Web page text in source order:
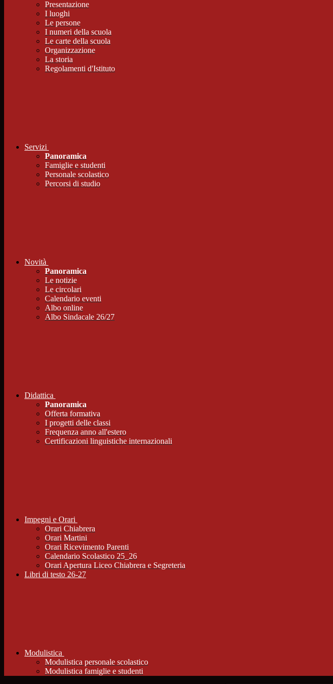
Presentazione
I luoghi
Le persone
I numeri della scuola
Le carte della scuola
Organizzazione
La storia
Regolamenti d'Istituto
Servizi
Panoramica
Famiglie e studenti
Personale scolastico
Percorsi di studio
Novità
Panoramica
Le notizie
Le circolari
Calendario eventi
Albo online
Albo Sindacale 26/27
Didattica
Panoramica
Offerta formativa
I progetti delle classi
Frequenza anno all'estero
Certificazioni linguistiche internazionali
Impegni e Orari
Orari Chiabrera
Orari Martini
Orari Ricevimento Parenti
Calendario Scolastico 25_26
Orari Apertura Liceo Chiabrera e Segreteria
Libri di testo 26-27
Modulistica
Modulistica personale scolastico
Modulistica famiglie e studenti